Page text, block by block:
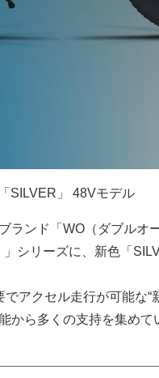
SILVER」 48Vモデル
ランド「WO（ダブルオ
シリーズに、新色「
アクセル走行が可能な“
から多くの支持を集めて